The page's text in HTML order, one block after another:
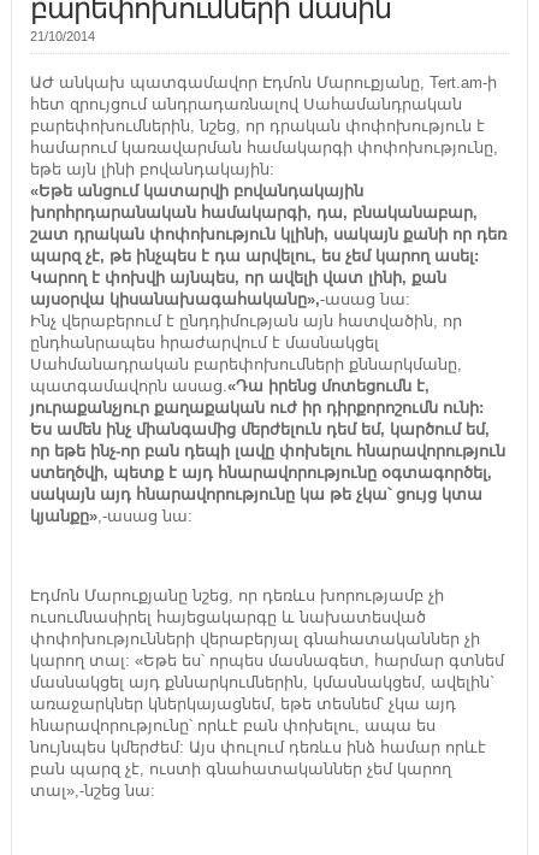
բարեփոխումների մասին
21/10/2014
ԱԺ անկախ պատգամավոր Էդմոն Մարուքյանը, Tert.am-ի
հետ զրույցում անդրադառնալով Սահամանդրական
բարեփոխումներին, նշեց, որ դրական փոփոխություն է
համարում կառավարման համակարգի փոփոխությունը,
եթե այն լինի բովանդակային:
«Եթե անցում կատարվի բովանդակային
խորհրդարանական համակարգի, դա, բնականաբար,
շատ դրական փոփոխություն կլինի, սակայն քանի որ դեռ
պարզ չէ, թե ինչպես է դա արվելու, ես չեմ կարող ասել:
Կարող է փոխվի այնպես, որ ավելի վատ լինի, քան
այսօրվա կիսանախագահականը»,-ասաց նա:
Ինչ վերաբերում է ընդդիմության այն հատվածին, որ
ընդհանրապես հրաժարվում է մասնակցել
Սահմանադրական բարեփոխումների քննարկմանը,
պատգամավորն ասաց.«Դա իրենց մոտեցումն է,
յուրաքանչյուր քաղաքական ուժ իր դիրքորոշումն ունի:
Ես ամեն ինչ միանգամից մերժելուն դեմ եմ, կարծում եմ,
որ եթե ինչ-որ բան դեպի լավը փոխելու հնարավորություն
ստեղծվի, պետք է այդ հնարավորությունը օգտագործել,
սակայն այդ հնարավորությունը կա թե չկա՝ ցույց կտա
կյանքը»,-ասաց նա:
Էդմոն Մարուքյանը նշեց, որ դեռևս խորությամբ չի
ուսումնասիրել հայեցակարգը և նախատեսված
փոփոխությունների վերաբերյալ գնահատականներ չի
կարող տալ: «Եթե ես՝ որպես մասնագետ, հարմար գտնեմ
մասնակցել այդ քննարկումներին, կմասնակցեմ, ավելին`
առաջարկներ կներկայացնեմ, եթե տեսնեմ՝ չկա այդ
հնարավորությունը՝ որևէ բան փոխելու, ապա ես
նույնպես կմերժեմ: Այս փուլում դեռևս ինձ համար որևէ
բան պարզ չէ, ուստի գնահատականներ չեմ կարող
տալ»,-նշեց նա: